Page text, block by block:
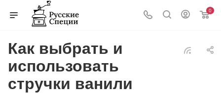
0
Как выбрать и
использовать
стручки ванили